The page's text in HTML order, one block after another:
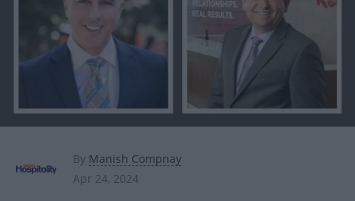
By Manish Compnay
Apr 24, 2024